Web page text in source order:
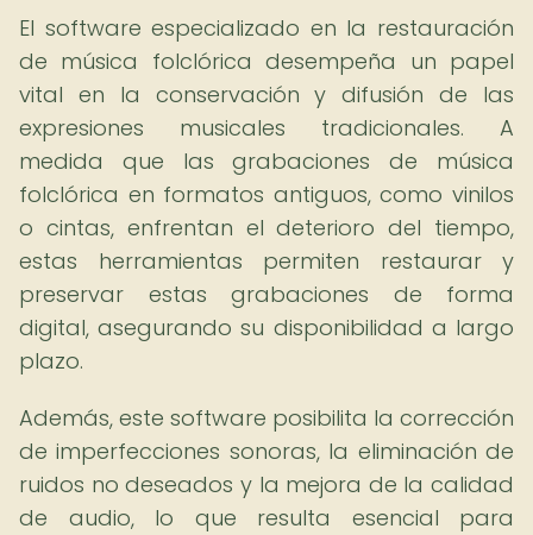
El software especializado en la restauración
de música folclórica desempeña un papel
vital en la conservación y difusión de las
expresiones musicales tradicionales. A
medida que las grabaciones de música
folclórica en formatos antiguos, como vinilos
o cintas, enfrentan el deterioro del tiempo,
estas herramientas permiten restaurar y
preservar estas grabaciones de forma
digital, asegurando su disponibilidad a largo
plazo.
Además, este software posibilita la corrección
de imperfecciones sonoras, la eliminación de
ruidos no deseados y la mejora de la calidad
de audio, lo que resulta esencial para